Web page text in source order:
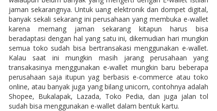
jaman sekarangnya. Untuk uang elektronik dan dompet digital,
banyak sekali sekarang ini perusahaan yang membuka e-wallet
karena memang jaman sekarang kitapun harus bisa
beradaptasi dengan hal yang satu ini, dikemudian hari mungkin
semua toko sudah bisa bertransakasi menggunakan e-wallet.
Kalau saat ini mungkin masih jarang perusahaan yang
transakasinya menggunakan e-wallet mungkin baru beberapa
perusahaan saja itupun yag berbasis e-commerce atau toko
online, atau banyak juga yang bilang unicorn, contohnya adalah
Shopee, Bukalapak, Lazada, Toko Pedia, dan juga jalan tol
sudah bisa menggunakan e-wallet dalam bentuk kartu.